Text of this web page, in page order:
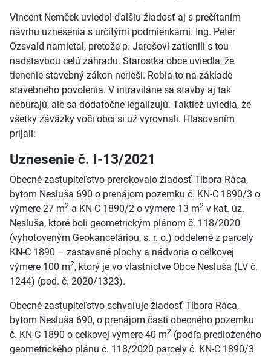
Vincent Nemček uviedol ďalšiu žiadosť aj s prečítaním
návrhu uznesenia s určitými podmienkami. Ing. Peter
Ozsvald namietal, pretože p. Jarošovi zatienili s tou
nadstavbou celú záhradu. Starostka obce uviedla, že
tienenie stavebný zákon nerieši. Robia to na základe
stavebného povolenia. V intraviláne sa stavby aj tak
nebúrajú, ale sa dodatočne legalizujú. Taktiež uviedla, že
všetky záväzky voči obci si už vyrovnali. Hlasovaním
prijali:
Uznesenie č. I-13/2021
Obecné zastupiteľstvo prerokovalo žiadosť Tibora Ráca,
bytom Nesluša 690 o prenájom pozemku č. KN-C 1890/3 o
výmere 27 m2 a KN-C 1890/2 o výmere 13 m2 v kat. úz.
Nesluša, ktoré boli geometrickým plánom č. 118/2020
(vyhotoveným Geokanceláriou, s. r. o.) oddelené z parcely
KN-C 1890 – zastavané plochy a nádvoria o celkovej
výmere 100 m2, ktorý je vo vlastníctve Obce Nesluša (LV č.
1244) (pod. č. 2020/1323).
Obecné zastupiteľstvo schvaľuje žiadosť Tibora Ráca,
bytom Nesluša 690, o prenájom časti obecného pozemku
č. KN-C 1890 o celkovej výmere 40 m2 (podľa predloženého
geometrického plánu č. 118/2020 parcely č. KN-C 1890/3